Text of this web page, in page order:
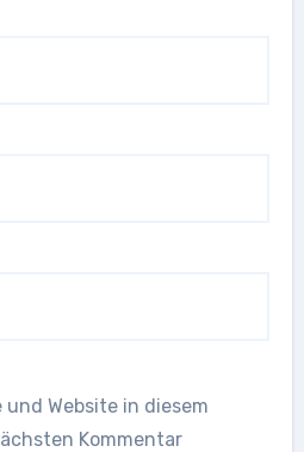
und Website in diesem
Kommentar